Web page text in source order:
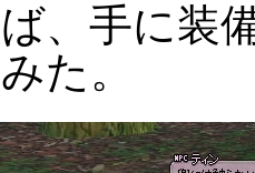
、手に装
た。